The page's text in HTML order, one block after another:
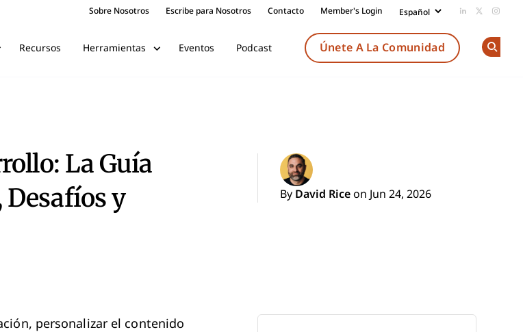
Sobre Nosotros Escribe para Nosotros Contacto Member's Login Add us on
Follow
Recursos Herramientas Eventos Podcast Únete A La Comunidad
La Guía
y
By David Rice on Jun 24, 2026
personalizar el contenido